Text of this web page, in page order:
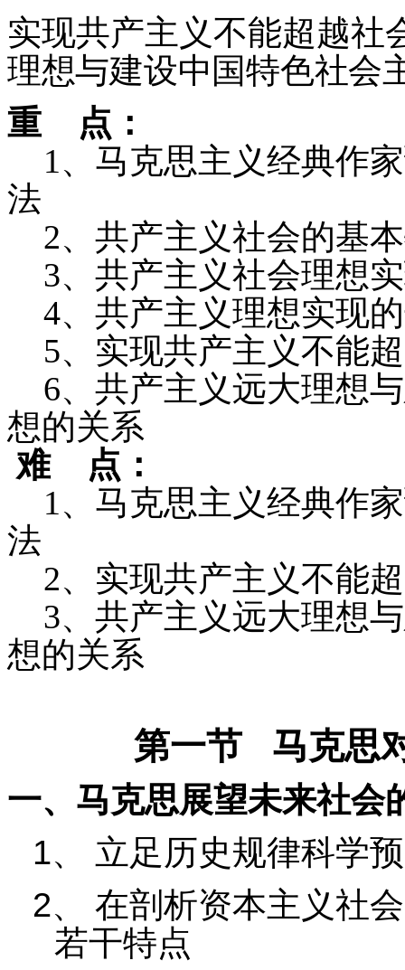
实现共产主义不能超越社
理想与建设中国特色社会
重
点：
1、马克思主义经典作
法
2、共产主义社会的基
3、共产主义社会理想
4、共产主义理想实现
5、实现共产主义不能
6、共产主义远大理想
想的关系
难
点：
1、马克思主义经典作
法
2、实现共产主义不能
3、共产主义远大理想
想的关系
第一节 马克思
一、马克思展望未来社会
1、 立足历史规律科学
2、
在剖析资本主义社
若干特点